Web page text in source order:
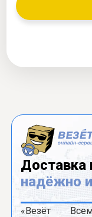
Доставка
надёжно
«Везёт